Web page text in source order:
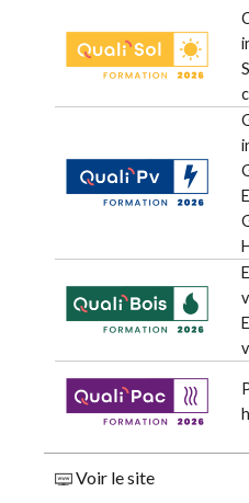
Voir le site